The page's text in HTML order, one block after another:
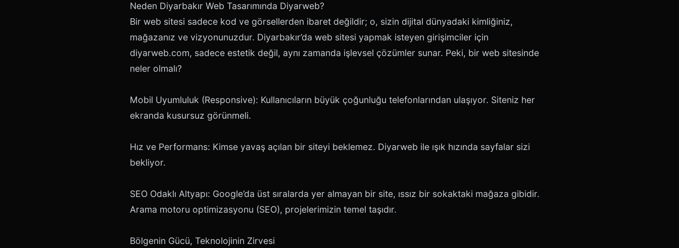
Neden Diyarbakır Web Tasarımında Diyarweb?
Bir web sitesi sadece kod ve görsellerden ibaret değildir; o, sizin dijital dünyadaki kimliğiniz,
mağazanız ve vizyonunuzdur. Diyarbakır’da web sitesi yapmak isteyen girişimciler için
diyarweb.com, sadece estetik değil, aynı zamanda işlevsel çözümler sunar. Peki, bir web sitesinde
neler olmalı?
Mobil Uyumluluk (Responsive): Kullanıcıların büyük çoğunluğu telefonlarından ulaşıyor. Siteniz her
ekranda kusursuz görünmeli.
Hız ve Performans: Kimse yavaş açılan bir siteyi beklemez. Diyarweb ile ışık hızında sayfalar sizi
bekliyor.
SEO Odaklı Altyapı: Google’da üst sıralarda yer almayan bir site, ıssız bir sokaktaki mağaza gibidir.
Arama motoru optimizasyonu (SEO), projelerimizin temel taşıdır.
Bölgenin Gücü, Teknolojinin Zirvesi